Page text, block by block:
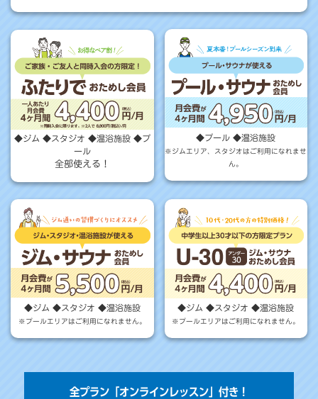
◆ジム ◆スタジオ ◆温浴施設 ◆プ
ール
全部使える！
◆プール ◆温浴施設
※ジムエリア、スタジオはご利用になれませ
ん。
◆ジム ◆スタジオ ◆温浴施設
※プールエリアはご利用になれません。
◆ジム ◆スタジオ ◆温浴施設
※プールエリアはご利用になれません。
全プラン「オンラインレッスン」付き！